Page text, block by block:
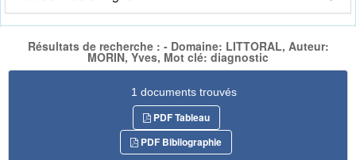
Résultats de recherche : - Domaine: LITTORAL, Auteur:
MORIN, Yves, Mot clé: diagnostic
1 documents trouvés
PDF Tableau
PDF Bibliographie